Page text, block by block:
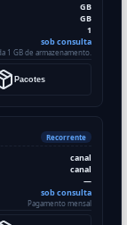
GB
GB
1
sob consulta
1 GB de armazenamento.
Pacotes
Recorrente
canal
canal
—
sob consulta
Pagamento mensal